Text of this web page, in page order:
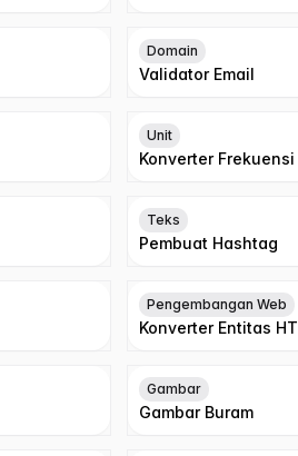
Domain
Validator Email
Unit
Konverter Frekuensi
Teks
Pembuat Hashtag
Pengembangan Web
Konverter Entitas
Gambar
Gambar Buram